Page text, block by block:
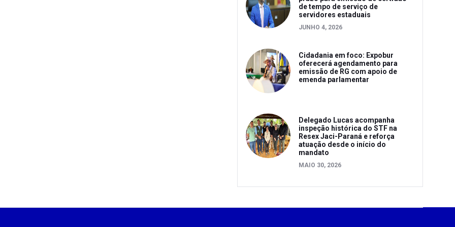
de tempo de serviço de
servidores estaduais
JUNHO 4, 2026
Cidadania em foco: Expobur
oferecerá agendamento para
emissão de RG com apoio de
emenda parlamentar
Delegado Lucas acompanha
inspeção histórica do STF na
Resex Jaci-Paraná e reforça
atuação desde o início do
mandato
MAIO 30, 2026